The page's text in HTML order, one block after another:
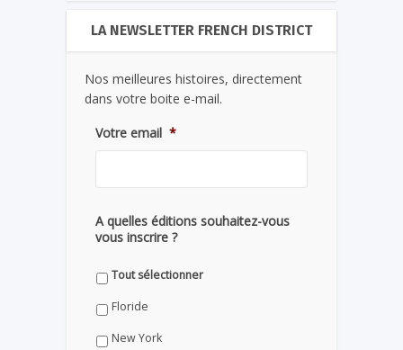
LA NEWSLETTER FRENCH DISTRICT
Nos meilleures histoires, directement
dans votre boite e-mail.
Votre email *
A quelles éditions souhaitez-vous
vous inscrire ?
Tout sélectionner
Floride
New York